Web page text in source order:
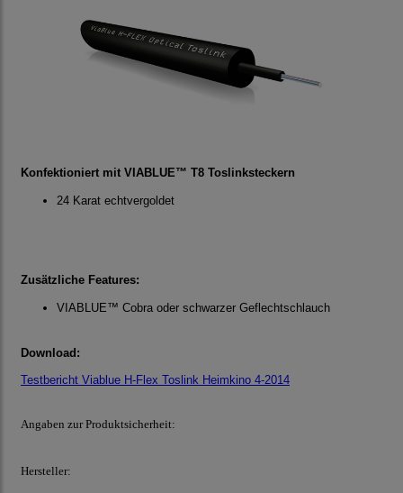
Konfektioniert mit VIABLUE™ T8 Toslinksteckern
24 Karat echtvergoldet
Zusätzliche Features:
VIABLUE™ Cobra oder schwarzer Geflechtschlauch
Download:
Testbericht Viablue H-Flex Toslink Heimkino 4-2014
Angaben zur Produktsicherheit:
Hersteller: